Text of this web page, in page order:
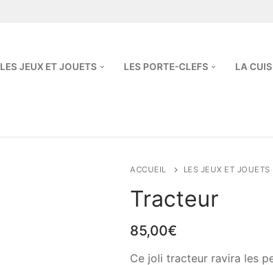
LES JEUX ET JOUETS LES PORTE-CLEFS LA
ACCUEIL LES JEUX ET JOUETS
Tracteur
85,00€
Ce joli tracteur ravira les